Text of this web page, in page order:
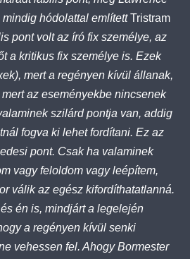
hódolattal említettTristram
pont volt az író fix személye, az
a kritikus fix személye is. Ezek
mert a regényen kívül állanak,
az eseményekbe nincsenek
szilárd pontja van, addig
fogva ki lehet fordítani. Ez az
pont. Csak ha valaminek
vagy feloldom vagy leépítem,
válik az egész kifordíthatatlanná.
én is, mindjárt a legelején
a regényen kívül senki
vehessen fel. Ahogy Bormester